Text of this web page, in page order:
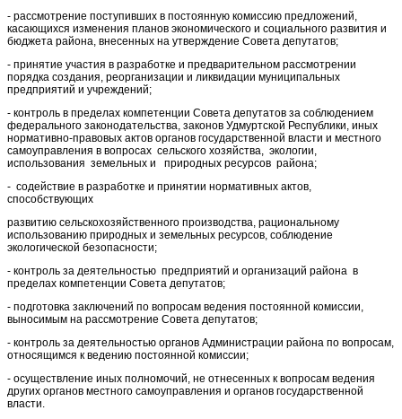
- рассмотрение поступивших в постоянную комиссию предложений,
касающихся изменения планов экономического и социального развития и
бюджета района, внесенных на утверждение Совета депутатов;
- принятие участия в разработке и предварительном рассмотрении
порядка создания, реорганизации и ликвидации муниципальных
предприятий и учреждений;
- контроль в пределах компетенции Совета депутатов за соблюдением
федерального законодательства, законов Удмуртской Республики, иных
нормативно-правовых актов органов государственной власти и местного
самоуправления в вопросах сельского хозяйства, экологии,
использования земельных и природных ресурсов района;
- содействие в разработке и принятии нормативных актов,
способствующих
развитию сельскохозяйственного производства, рациональному
использованию природных и земельных ресурсов, соблюдение
экологической безопасности;
- контроль за деятельностью предприятий и организаций района в
пределах компетенции Совета депутатов;
- подготовка заключений по вопросам ведения постоянной комиссии,
выносимым на рассмотрение Совета депутатов;
- контроль за деятельностью органов Администрации района по вопросам,
относящимся к ведению постоянной комиссии;
- осуществление иных полномочий, не отнесенных к вопросам ведения
других органов местного самоуправления и органов государственной
власти.